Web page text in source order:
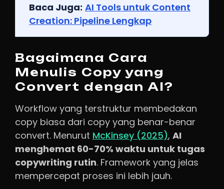
Baca Juga: AI Tools untuk Content
Creation: Pipeline Lengkap
Bagaimana Cara
Menulis Copy yang
Convert dengan AI?
Workflow yang terstruktur membedakan
copy biasa dari copy yang benar-benar
convert. Menurut McKinsey (2025), AI
menghemat 60-70% waktu untuk tugas
copywriting rutin. Framework yang jelas
mempercepat proses ini lebih jauh.